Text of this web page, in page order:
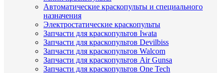
Автоматические краскопульты и специального
назначения
Электростатические краскопульты
Запчасти для краскопультов Iwata
Запчасти для краскопультов Devilbiss
Запчасти для краскопультов Walcom
Запчасти для краскопультов Air Gunsa
Запчасти для краскопультов One Tech